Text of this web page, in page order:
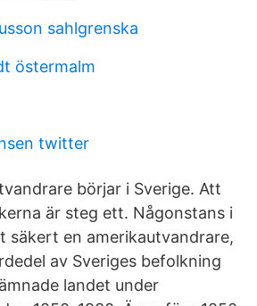
sahlgrenska
östermalm
twitter
börjar i Sverige. Att
är steg ett. Någonstans i
säkert en amerikautvandrare,
av Sveriges befolkning
landet under